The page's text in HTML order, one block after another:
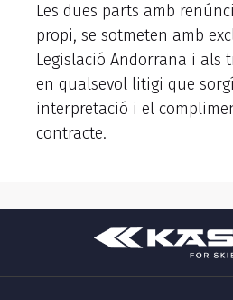
Les dues parts amb
propi, se sotmeten amb
Legislació Andorrana i als
en qualsevol litigi que
interpretació i el
contracte.